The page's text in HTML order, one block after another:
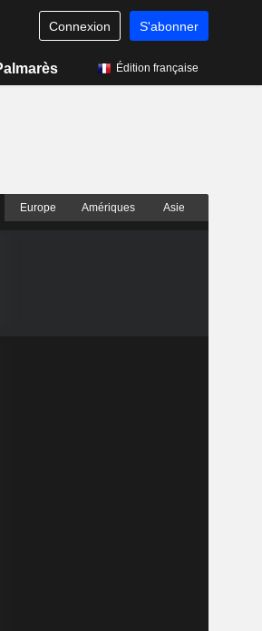
Connexion S'abonner
Édition française
Europe Amériques Asie